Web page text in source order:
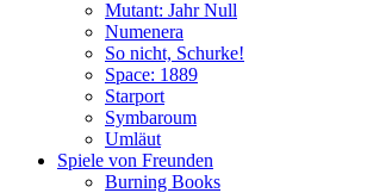
Mutant: Jahr Null
Numenera
So nicht, Schurke!
Space: 1889
Starport
Symbaroum
Umläut
Spiele von Freunden
Burning Books